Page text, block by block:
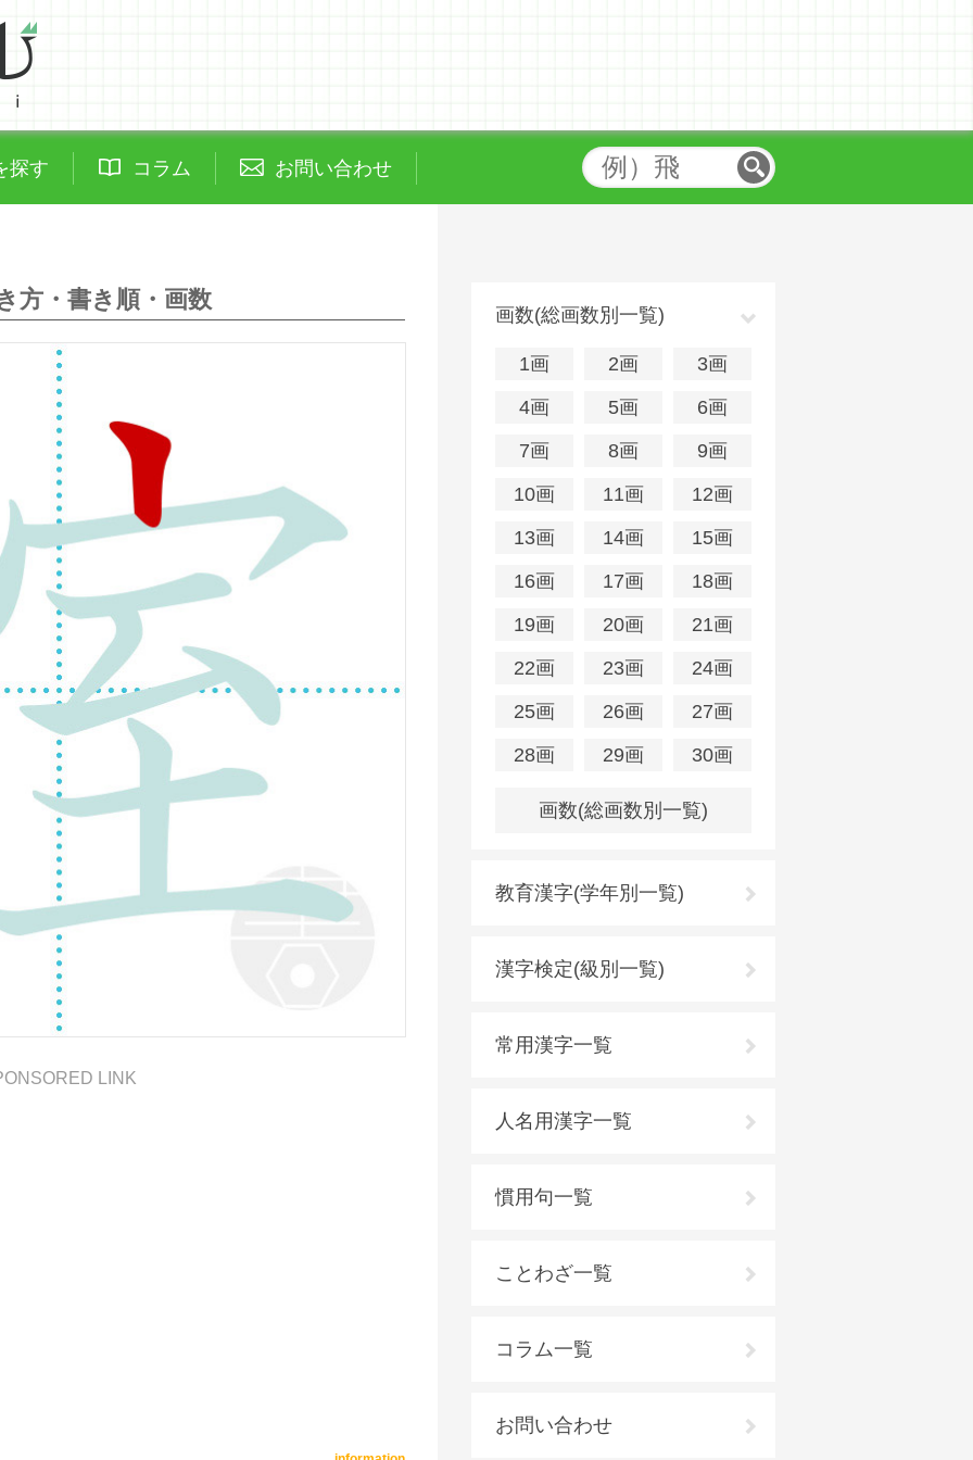
探す コラム お問い合わせ
方・書き順・画数
LINK
画数(総画数別一覧)
1画 2画
3画
4画
5画
6画
7画
8画
9画
10画
11画
12画
13画
14画
15画
16画
17画
18画
19画
20画
21画
22画
23画
24画
25画
26画
27画
28画
29画 30画
画数(総画数別一覧)
教育漢字(学年別一覧)
漢字検定(級別一覧)
常用漢字一覧
人名用漢字一覧
慣用句一覧
ことわざ一覧
コラム一覧
お問い合わせ